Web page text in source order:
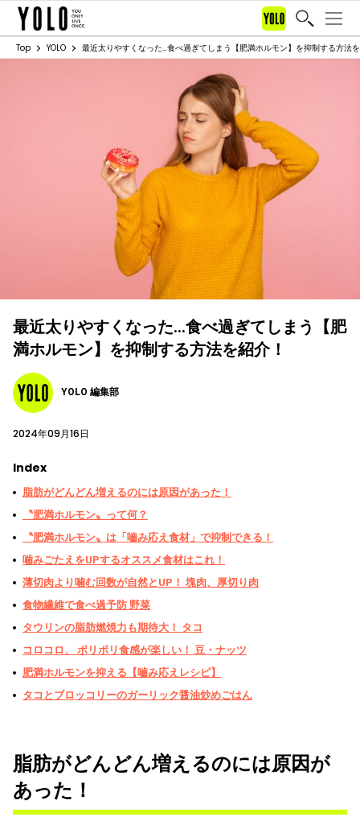
Top YOLO 最近太りやすくなった…食べ過ぎてしまう【肥満ホルモン】を抑制する方法
最近太りやすくなった…食べ過ぎてしまう【肥
満ホルモン】を抑制する方法を紹介！
YOLO 編集部
2024年09月16日
Index
脂肪がどんどん増えるのには原因があった！
〝肥満ホルモン〟って何？
〝肥満ホルモン〟は「嚙み応え食材」で抑制できる！
噛みごたえをUPするオススメ食材はこれ！
薄切肉より噛む回数が自然とUP！ 塊肉、厚切り肉
食物繊維で食べ過予防 野菜
タウリンの脂肪燃焼力も期待大！ タコ
コロコロ、 ポリポリ食感が楽しい！ 豆・ナッツ
肥満ホルモンを抑える【嚙み応えレシピ】
タコとブロッコリーのガーリック醤油炒めごはん
脂肪がどんどん増えるのには原因が
あった！